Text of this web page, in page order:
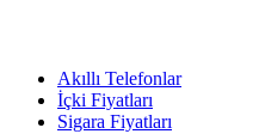
Akıllı Telefonlar
İçki Fiyatları
Sigara Fiyatları